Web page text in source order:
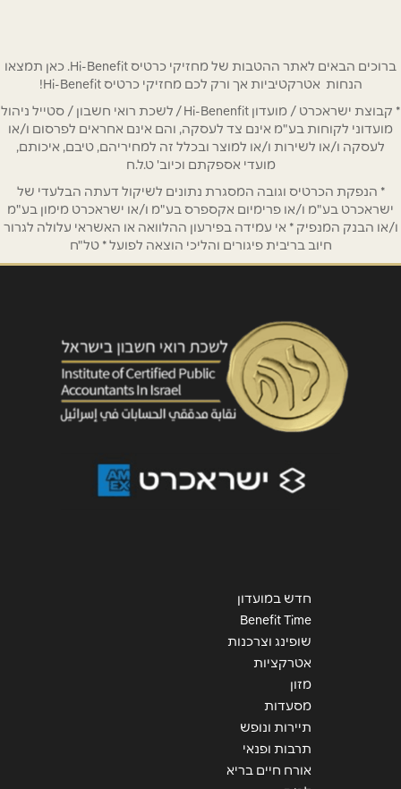
שם מלא*
טלפון
נושא*
אנא חזרו אלי בקשר ל...
ברוכים הבאים לאתר ההטבות של מחזיקי כרטיס Hi-Benefit. כאן תמצאו
הנחות אטרקטיביות אך ורק לכם מחזיקי כרטיס Hi-Benefit!
* קבוצת ישראכרט / מועדון Hi-Benenfit / לשכת רואי חשבון / סטייל ניהול
מועדוני לקוחות בע"מ אינם צד לעסקה, והם אינם אחראים לפרסום ו/או
לעסקה ו/או לשירות ו/או למוצר ובכלל זה למחיריהם, טיבם, איכותם,
מועדי אספקתם וכיוב' ט.ל.ח
* הנפקת הכרטיס וגובה המסגרת נתונים לשיקול דעתה הבלעדי של
ישראכרט בע"מ ו/או פרימיום אקספרס בע"מ ו/או ישראכרט מימון בע"מ
ו/או הבנק המנפיק * אי עמידה בפירעון ההלוואה או האשראי עלולה לגרור
חיוב בריבית פיגורים והליכי הוצאה לפועל * טל"ח
חדש במועדון
Benefit Time
שופינג וצרכנות
אטרקציות
מזון
מסעדות
תיירות ונופש
תרבות ופנאי
אורח חיים בריא